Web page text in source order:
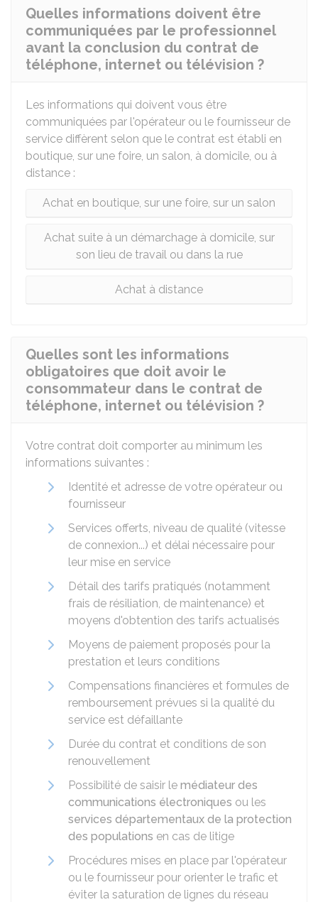
Quelles informations doivent être
communiquées par le professionnel
avant la conclusion du contrat de
téléphone, internet ou télévision ?
Les informations qui doivent vous être
communiquées par l'opérateur ou le fournisseur de
service diffèrent selon que le contrat est établi en
boutique, sur une foire, un salon, à domicile, ou à
distance :
Achat en boutique, sur une foire, sur un salon
Achat suite à un démarchage à domicile, sur
son lieu de travail ou dans la rue
Achat à distance
Quelles sont les informations
obligatoires que doit avoir le
consommateur dans le contrat de
téléphone, internet ou télévision ?
Votre contrat doit comporter au minimum les
informations suivantes :
Identité et adresse de votre opérateur ou
fournisseur
Services offerts, niveau de qualité (vitesse
de connexion...) et délai nécessaire pour
leur mise en service
Détail des tarifs pratiqués (notamment
frais de résiliation, de maintenance) et
moyens d'obtention des tarifs actualisés
Moyens de paiement proposés pour la
prestation et leurs conditions
Compensations financières et formules de
remboursement prévues si la qualité du
service est défaillante
Durée du contrat et conditions de son
renouvellement
Possibilité de saisir le médiateur des
communications électroniques ou les
services départementaux de la protection
des populations en cas de litige
Procédures mises en place par l'opérateur
ou le fournisseur pour orienter le trafic et
éviter la saturation de lignes du réseau